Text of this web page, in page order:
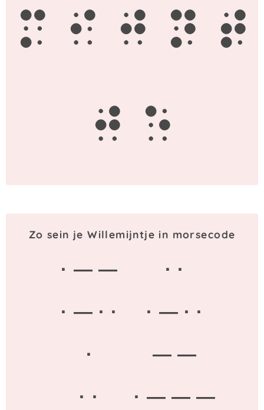
m i j n t
j e
Zo sein je Willemijntje in morsecode
· — —
· ·
· — · ·
· — · ·
·
— —
· ·
· — — —